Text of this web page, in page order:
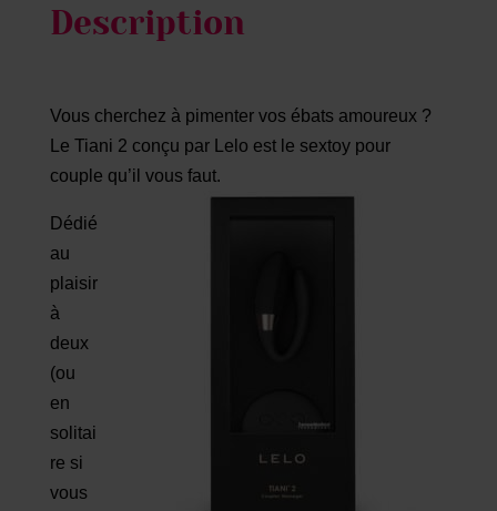
Description
Vous cherchez à pimenter vos ébats amoureux ?
Le Tiani 2 conçu par Lelo est le sextoy pour
couple qu’il vous faut.
Dédié
au
plaisir
à
deux
(ou
en
solitai
re si
vous